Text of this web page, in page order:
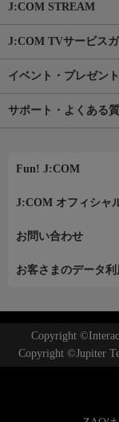
J:COM STREAM
J:COM TVサービス
イベント・プレゼント
サポート・よくある
Fun! J:COM
J:COM オフィシャ
お問い合わせ
お客さまのデータ
Copyright
Copyright ©Jupiter